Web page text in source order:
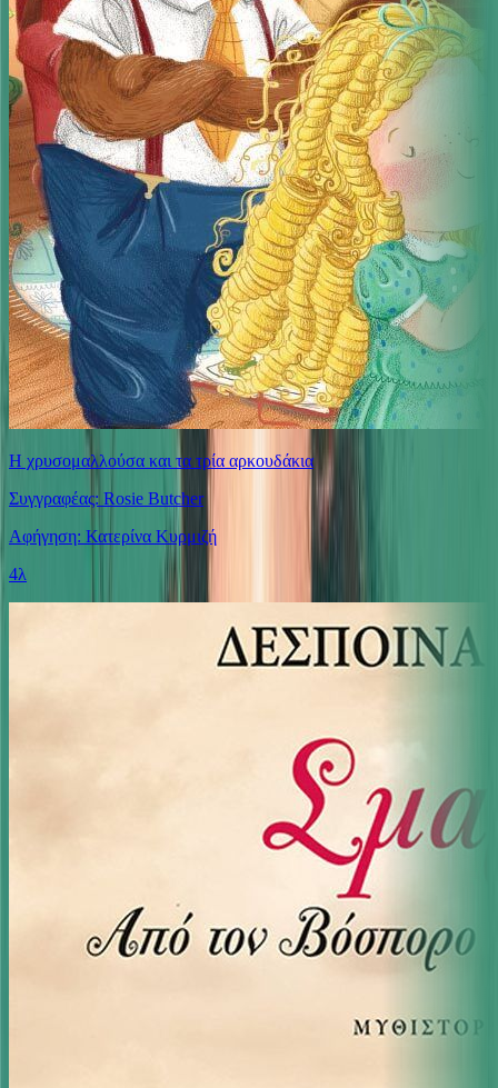
Η χρυσομαλλούσα και τα τρία αρκουδάκια
Συγγραφέας: Rosie Butcher
Αφήγηση: Κατερίνα Κυρμιζή
4λ